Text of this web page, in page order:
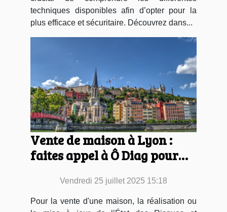
techniques disponibles afin d’opter pour la
plus efficace et sécuritaire. Découvrez dans...
Vente de maison à Lyon :
faites appel à Ô Diag pour
Vendredi 25 juillet 2025 15:18
Pour la vente d'une maison, la réalisation ou